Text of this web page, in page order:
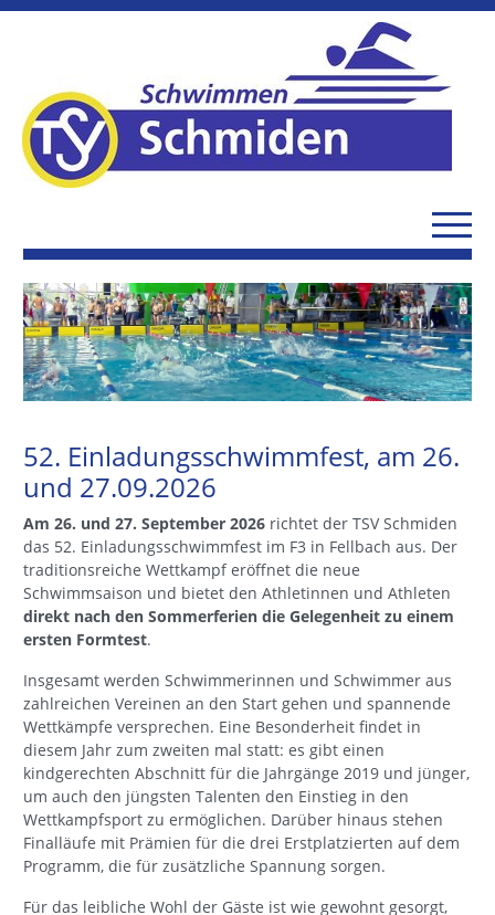
52. Einladungsschwimmfest, am 26.
und 27.09.2026
Am 26. und 27. September 2026 richtet der TSV Schmiden
das 52. Einladungsschwimmfest im F3 in Fellbach aus. Der
traditionsreiche Wettkampf eröffnet die neue
Schwimmsaison und bietet den Athletinnen und Athleten
direkt nach den Sommerferien die Gelegenheit zu einem
ersten Formtest.
Insgesamt werden Schwimmerinnen und Schwimmer aus
zahlreichen Vereinen an den Start gehen und spannende
Wettkämpfe versprechen. Eine Besonderheit findet in
diesem Jahr zum zweiten mal statt: es gibt einen
kindgerechten Abschnitt für die Jahrgänge 2019 und jünger,
um auch den jüngsten Talenten den Einstieg in den
Wettkampfsport zu ermöglichen. Darüber hinaus stehen
Finalläufe mit Prämien für die drei Erstplatzierten auf dem
Programm, die für zusätzliche Spannung sorgen.
Für das leibliche Wohl der Gäste ist wie gewohnt gesorgt,